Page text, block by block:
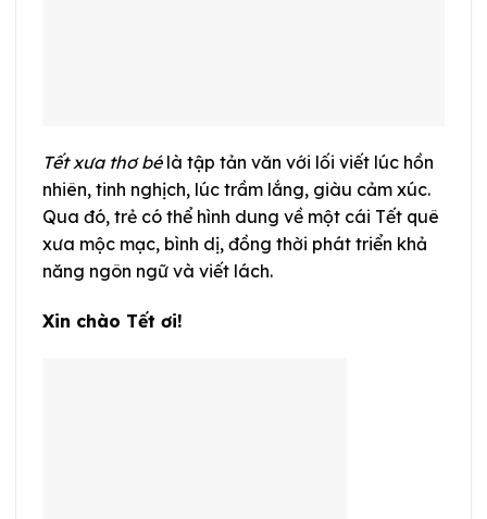
Tết xưa thơ bélà tập tản văn với lối viết lúc hồn
nhiên, tinh nghịch, lúc trầm lắng, giàu cảm xúc.
Qua đó, trẻ có thể hình dung về một cái Tết quê
xưa mộc mạc, bình dị, đồng thời phát triển khả
năng ngôn ngữ và viết lách.
Xin chào Tết ơi!